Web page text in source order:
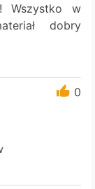
Wszystko w
dobry
0